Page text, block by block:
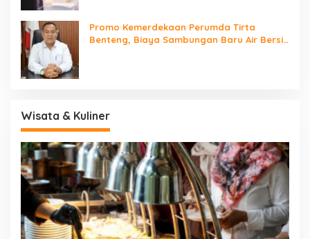
Promo Kemerdekaan Perumda Tirta
Benteng, Biaya Sambungan Baru Air Bersih
Wisata & Kuliner